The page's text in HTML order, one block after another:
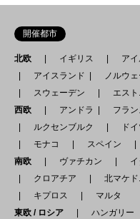
開催都市
北欧 イギリス アイ
アイスランド
ノルウ
スウェーデン
エス
西欧
アンドラ フラ
ルクセンブルク
ド
モナコ
スペイン
南欧
ヴァチカン イ
クロアチア
北マケ
キプロス
マルタ
東欧 / ロシア
ハンガリー